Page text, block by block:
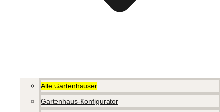
Alle Gartenhäuser
Gartenhaus-Konfigurator